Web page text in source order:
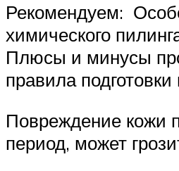
Рекомендуем:
химического
Плюсы и минусы
правила
Повреждение кожи
период, может